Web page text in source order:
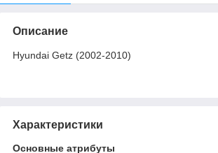
Описание
Hyundai Getz (2002-2010)
Характеристики
Основные атрибуты